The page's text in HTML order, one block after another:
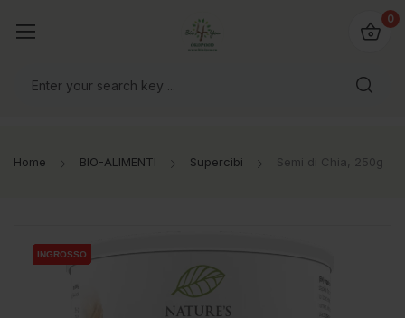
mondo!
0
Home BIO-ALIMENTI Supercibi Semi di Chia, 250g
INGROSSO
INGROSSO
INGROSSO
INGROSSO